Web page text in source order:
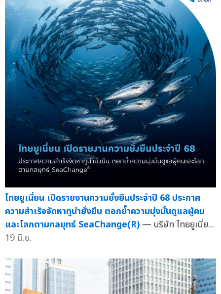
ไทยยูเนี่ยน เปิดรายงานความยั่งยืนประจำปี 68 ประกาศ
ความสำเร็จจัดหาทูน่ายั่งยืน ตอกย้ำความมุ่งมั่นดูแลผู้คน
และโลกตามกลยุทธ์ SeaChange(R) — บริษัท ไทยยูเนี่ย...
19 มิ.ย.